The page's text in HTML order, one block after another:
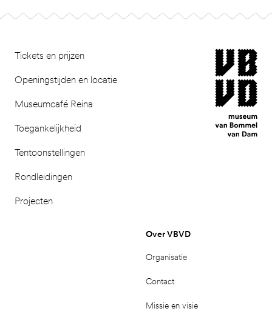
Tickets en prijzen
Openingstijden en locatie
Museumcafé Reina
Toegankelijkheid
Tentoonstellingen
Rondleidingen
Projecten
museum van
Over VBVD
Organisatie
Contact
Missie en visie